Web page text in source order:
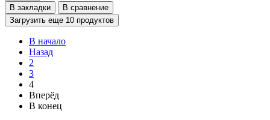
В закладки
В сравнение
Загрузить еще 10 продуктов
В начало
Назад
2
3
4
Вперёд
В конец